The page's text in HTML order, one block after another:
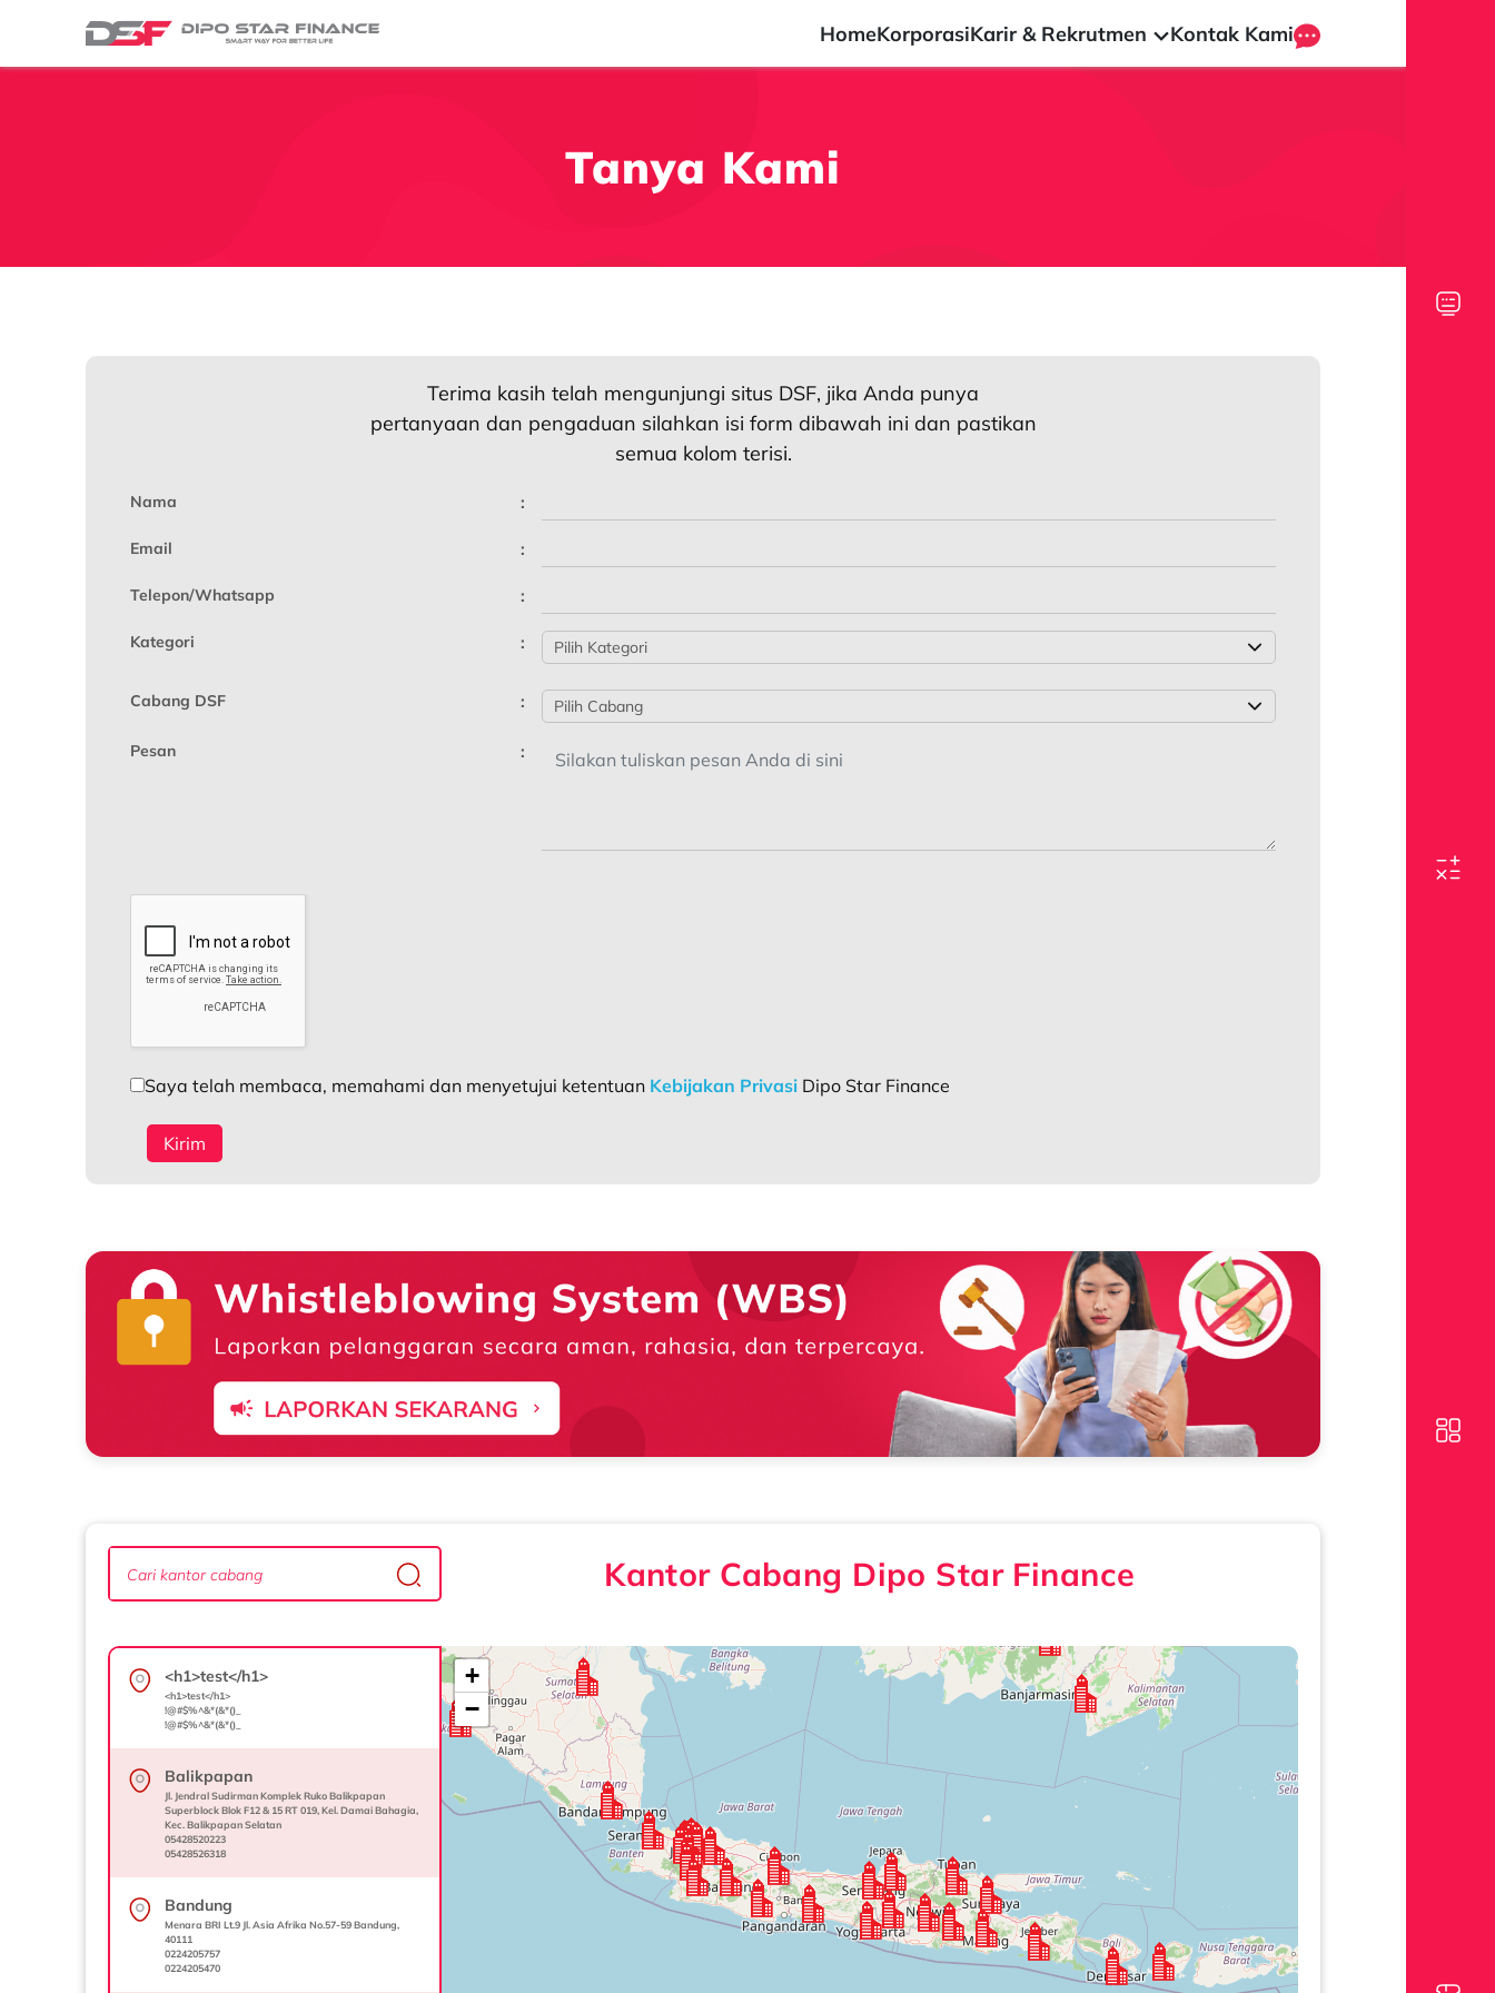
HomeKorporasiKarir & Rekrutmen Kontak Kami
Tanya Kami
Terima kasih telah mengunjungi situs DSF, jika Anda punya
pertanyaan dan pengaduan silahkan isi form dibawah ini dan pastikan
semua kolom terisi.
Nama
Email
Telepon/Whatsapp
Kategori
Cabang DSF
Pesan
Saya telah membaca, memahami dan menyetujui ketentuan Kebijakan Privasi Dipo Star Finance
<h1>test</h1>
<h1>test</h1>
!@#$%^&*(&*()_
!@#$%^&*(&*()_
Balikpapan
Jl. Jendral Sudirman Komplek Ruko Balikpapan
Superblock Blok F12 & 15 RT 019, Kel. Damai Bahagia,
Kec. Balikpapan Selatan
05428520223
05428526318
Bandung
Menara BRI Lt.9 Jl. Asia Afrika No.57-59 Bandung,
40111
0224205757
0224205470
Kantor Cabang Dipo Star Finance
+
−